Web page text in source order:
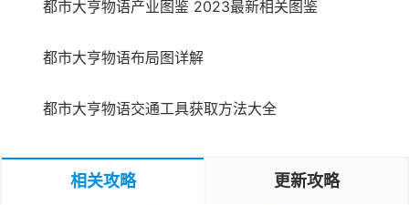
都市大亨物语产业图鉴 2023最新相关图鉴
都市大亨物语布局图详解
都市大亨物语交通工具获取方法大全
相关攻略 更新攻略